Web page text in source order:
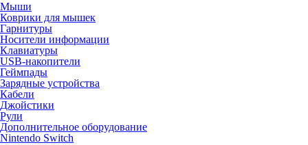
Мыши
Коврики для мышек
Гарнитуры
Носители информации
Клавиатуры
USB-накопители
Геймпады
Зарядные устройства
Кабели
Джойстики
Рули
Дополнительное оборудование
Nintendo Switch